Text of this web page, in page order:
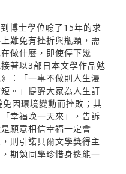
博士學位唸了15年的求
難免有挫折與瓶頸，需
做什麼，即使停下幾
著以3部日本文學作品勉
：「一事不做則人生漫
。」提醒大家為人生訂
因環境變動而挫敗；其
幸福晚一天來」，告訴
願意相信幸福一定會
則引諾貝爾文學獎得主
期勉同學珍惜身邊能一